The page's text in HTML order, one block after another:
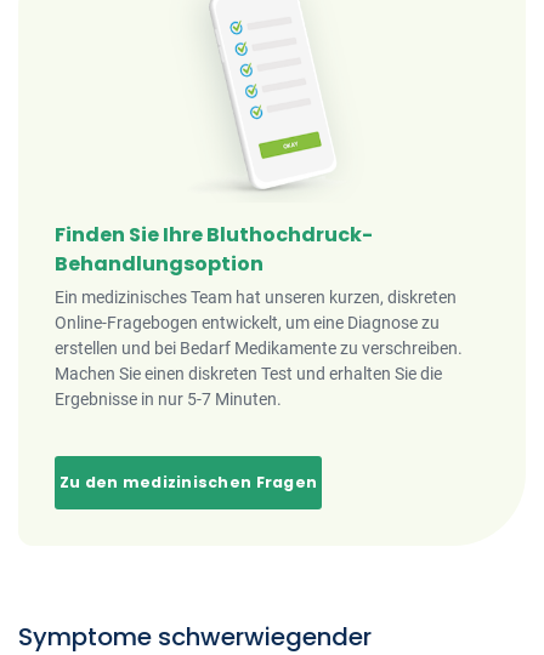
Finden Sie Ihre Bluthochdruck-
Behandlungsoption
Ein medizinisches Team hat unseren kurzen, diskreten
Online-Fragebogen entwickelt, um eine Diagnose zu
erstellen und bei Bedarf Medikamente zu verschreiben.
Machen Sie einen diskreten Test und erhalten Sie die
Ergebnisse in nur 5-7 Minuten.
Zu den medizinischen Fragen
Symptome schwerwiegender